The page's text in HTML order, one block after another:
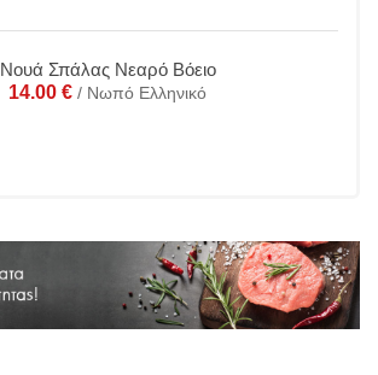
Νουά Σπάλας Νεαρό Βόειο
14.00 € / Νωπό Ελληνικό